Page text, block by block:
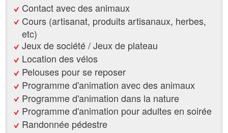
Contact avec des animaux
Cours (artisanat, produits artisanaux, herbes,
etc)
Jeux de société / Jeux de plateau
Location des vélos
Pelouses pour se reposer
Programme d'animation avec des animaux
Programme d'animation dans la nature
Programme d'animation pour adultes en soirée
Randonnée pédestre